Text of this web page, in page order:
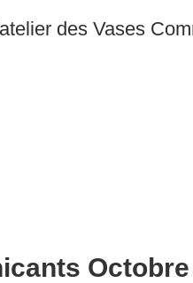
des Vases
Octobre